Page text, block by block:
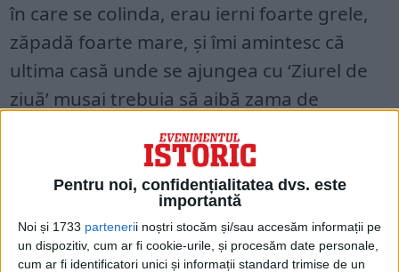
Pentru noi, confidențialitatea dvs. este
importantă
Noi și 1733 partenerii noștri stocăm și/sau accesăm informații pe
un dispozitiv, cum ar fi cookie-urile, și procesăm date personale,
cum ar fi identificatori unici și informații standard trimise de un
în care se colinda, erau ierni foarte grele,
zăpadă foarte mare, şi îmi amintesc că
ultima casă unde se ajungea cu ‘Ziurel de
ziuă’ musai trebuia să aibă zama de
Trebuia să fie bine acrită, era o zamă de
dres, pentru că se umbla o noapte
întreagă la colindat, se mânca bine, se bea
bine şi dimineaţa era nevoie de ceva de